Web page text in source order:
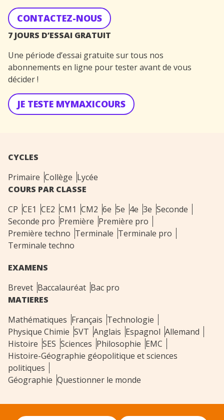
CONTACTEZ-NOUS
7 JOURS D’ESSAI GRATUIT
Une période d’essai gratuite sur tous nos
abonnements en ligne pour tester avant de vous
décider !
JE TESTE MYMAXICOURS
CYCLES
Primaire Collège Lycée
COURS PAR CLASSE
CP CE1 CE2 CM1 CM2 6e 5e 4e 3e Seconde
Seconde pro Première Première pro
Première techno Terminale Terminale pro
Terminale techno
EXAMENS
Brevet Baccalauréat Bac pro
MATIERES
Mathématiques Français Technologie
Physique Chimie SVT Anglais Espagnol Allemand
Histoire SES Sciences Philosophie EMC
Histoire-Géographie géopolitique et sciences
politiques
Géographie Questionner le monde